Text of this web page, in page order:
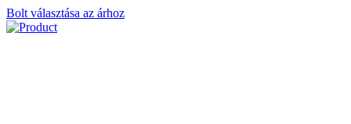
Bolt választása az árhoz